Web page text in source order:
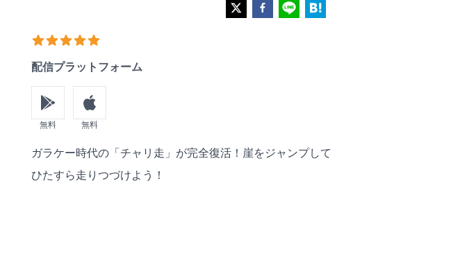
おススメ度
4out of 5 stars
配信プラットフォーム
無料 無料
Description
ガラケー時代の「チャリ走」が完全復活！崖をジャンプして
ひたすら走りつづけよう！